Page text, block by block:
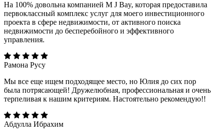
На 100% довольна компанией M J Bay, которая предоставила
первоклассный комплекс услуг для моего инвестиционного
проекта в сфере недвижимости, от активного поиска
недвижимости до бесперебойного и эффективного
управления.
Рамона Русу
Мы все еще ищем подходящее место, но Юлия до сих пор
была потрясающей! Дружелюбная, профессиональная и очень
терпеливая к нашим критериям. Настоятельно рекомендую!!
Абдулла Ибрахим